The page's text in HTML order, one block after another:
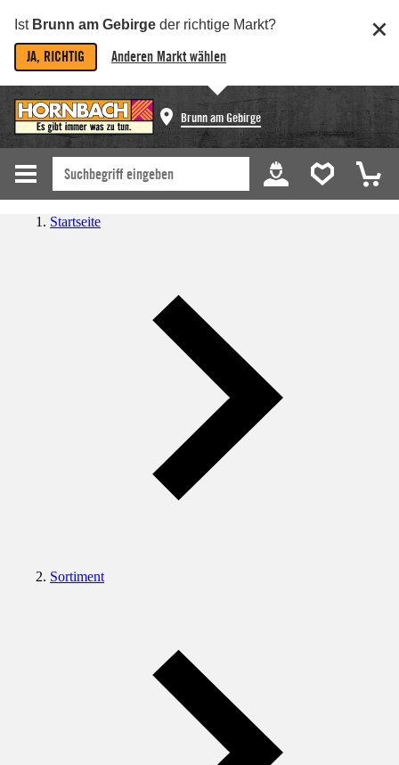
Ist Brunn am Gebirge der richtige Markt?
JA, RICHTIG Anderen Markt wählen
Brunn am Gebirge
Startseite
Sortiment